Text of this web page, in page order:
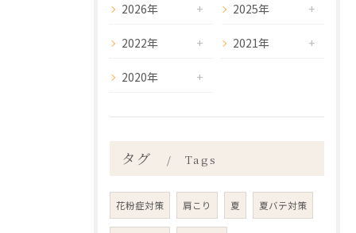
2026年 2025年
2022年 2021年
2020年
タグ Tags
花粉症対策 肩こり 夏 夏バテ対策